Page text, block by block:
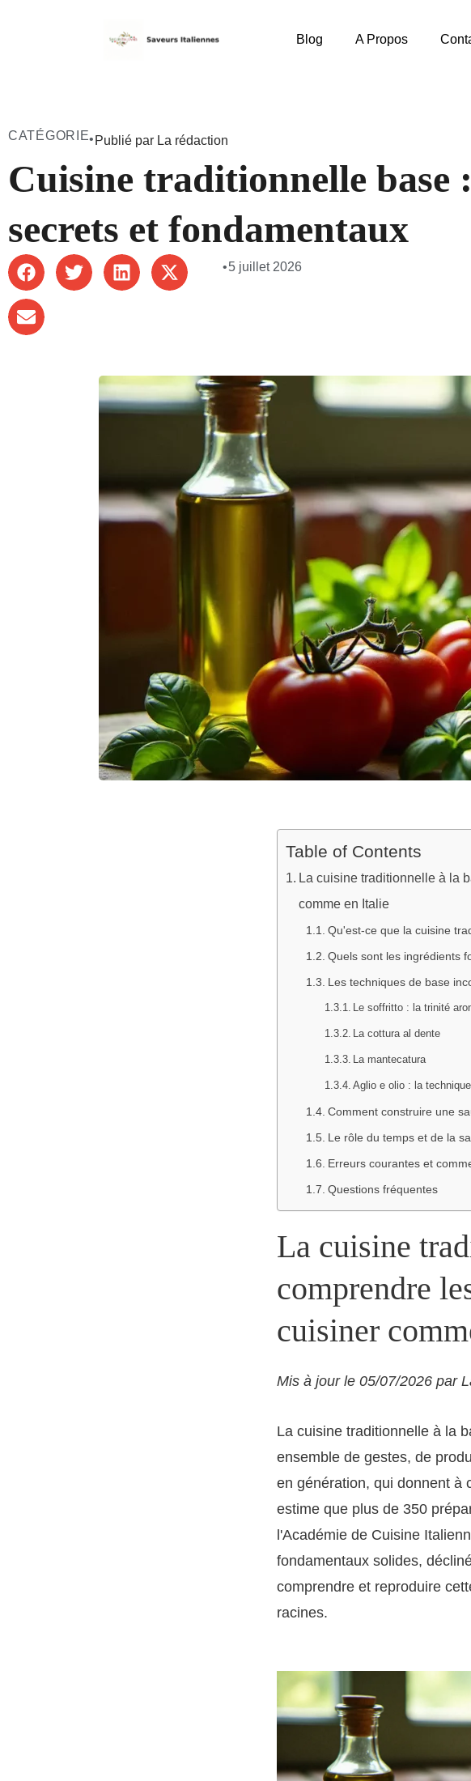
Blog A Propos
CATÉGORIE• Publié par La rédaction
Cuisine traditionnelle base :
secrets et fondamentaux
•5 juillet 2026
Table of Contents
La cuisine traditionnelle à la
comme en Italie
Qu'est-ce que la cuisine
Quels sont les ingrédients
Les techniques de base
Le soffritto : la trinité
La cottura al dente
La mantecatura
Aglio e olio : la
Comment construire une
Le rôle du temps et de la
Erreurs courantes et
Questions fréquentes
La cuisine
comprendre
cuisiner
Mis à jour le 05/07/2026 par
La cuisine traditionnelle à la
ensemble de gestes, de
en génération, qui donnent à
estime que plus de 350
l'Académie de Cuisine
fondamentaux solides,
comprendre et reproduire
racines.